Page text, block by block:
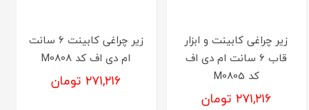
زیر چراغی کابینت و ابزار
قاب 6 سانت ام دی اف
کد M0805
۲۷۱,۲۱۶ تومان
زیر چراغی کابینت 6 سانت
ام دی اف کد M0808
۲۷۱,۲۱۶ تومان